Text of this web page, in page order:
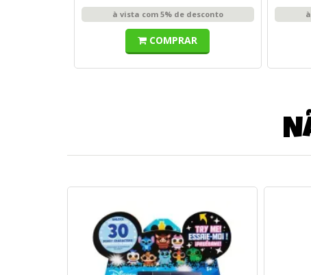
à vista com 5% de desconto
COMPRAR